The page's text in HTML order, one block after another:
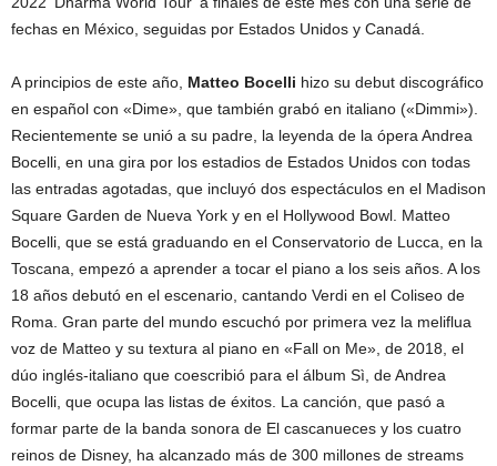
fechas en México, seguidas por Estados Unidos y Canadá.
A principios de este año, Matteo Bocelli hizo su debut discográfico
en español con «Dime», que también grabó en italiano («Dimmi»).
Recientemente se unió a su padre, la leyenda de la ópera Andrea
Bocelli, en una gira por los estadios de Estados Unidos con todas
las entradas agotadas, que incluyó dos espectáculos en el Madison
Square Garden de Nueva York y en el Hollywood Bowl. Matteo
Bocelli, que se está graduando en el Conservatorio de Lucca, en la
Toscana, empezó a aprender a tocar el piano a los seis años. A los
18 años debutó en el escenario, cantando Verdi en el Coliseo de
Roma. Gran parte del mundo escuchó por primera vez la meliflua
voz de Matteo y su textura al piano en «Fall on Me», de 2018, el
dúo inglés-italiano que coescribió para el álbum Sì, de Andrea
Bocelli, que ocupa las listas de éxitos. La canción, que pasó a
formar parte de la banda sonora de El cascanueces y los cuatro
reinos de Disney, ha alcanzado más de 300 millones de streams